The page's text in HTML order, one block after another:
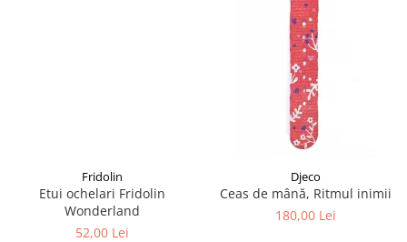
Fridolin
Etui ochelari Fridolin
Wonderland
52,00 Lei
Djeco
Ceas de mână, Ritmul inimii
180,00 Lei